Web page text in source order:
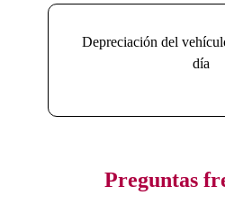
Depreciación del
día
Preguntas